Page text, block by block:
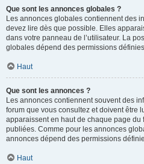
Que sont les annonces globales ?
Les annonces globales contiennent des
devez lire dès que possible. Elles
dans votre panneau de l’utilisateur. La
globales dépend des permissions
Haut
Que sont les annonces ?
Les annonces contiennent souvent des
forum que vous consultez et doivent être
apparaissent en haut de chaque page
publiées. Comme pour les annonces
annonces dépend des permissions
Haut